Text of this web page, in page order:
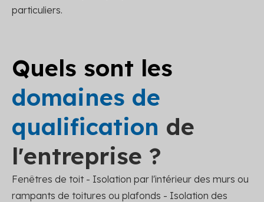
particuliers.
Quels sont les
domaines de
qualification de
l'entreprise ?
Fenêtres de toit - Isolation par l'intérieur des murs ou
rampants de toitures ou plafonds - Isolation des